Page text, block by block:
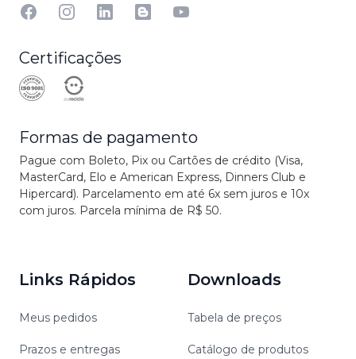
FacebookInstagramLinkedinBlog YouTube
Certificações
Formas de pagamento
Pague com Boleto, Pix ou Cartões de crédito (Visa,
MasterCard, Elo e American Express, Dinners Club e
Hipercard). Parcelamento em até 6x sem juros e 10x
com juros. Parcela mínima de R$ 50.
Links Rápidos
Meus pedidos
Prazos e entregas
Downloads
Tabela de preços
Catálogo de produtos